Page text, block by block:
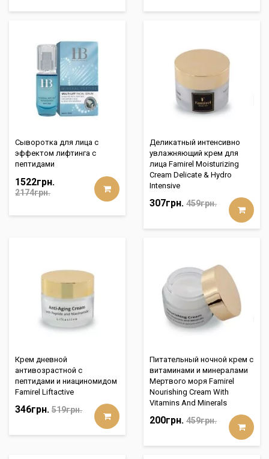
Сыворотка для лица с
эффектом лифтинга с
пептидами
1522грн.
2174грн.
Деликатный интенсивно
увлажняющий крем для
лица Famirel Moisturizing
Cream Delicate & Hydro
Intensive
307грн. 459грн.
Крем дневной
антивозрастной с
пептидами и ниациномидом
Famirel Liftactive
346грн. 519грн.
Питательный ночной крем с
витаминами и минералами
Мертвого моря Famirel
Nourishing Cream With
Vitamins And Minerals
200грн. 459грн.